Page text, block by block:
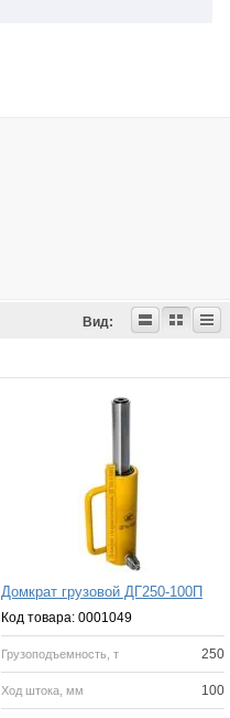
Вид:
Домкрат грузовой ДГ250-100П
Код товара: 0001049
Грузоподъемность, т 250
Ход штока, мм 100